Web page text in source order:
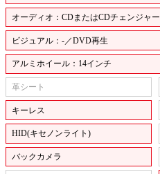
オーディオ：CDまたはCDチェンジャー
ビジュアル：-／DVD再生
アルミホイール：14インチ
革シート
キーレス
HID(キセノンライト)
バックカメラ